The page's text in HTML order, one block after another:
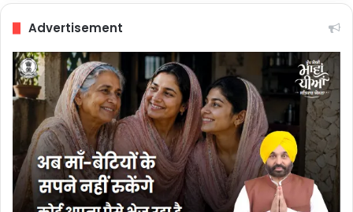
Advertisement